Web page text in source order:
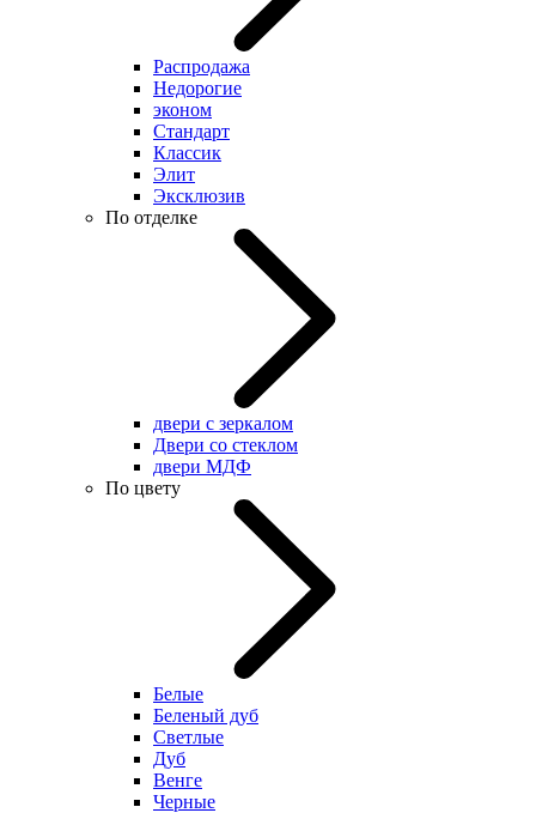
Распродажа
Недорогие
эконом
Стандарт
Классик
Элит
Эксклюзив
По отделке
двери с зеркалом
Двери со стеклом
двери МДФ
По цвету
Белые
Беленый дуб
Светлые
Дуб
Венге
Черные